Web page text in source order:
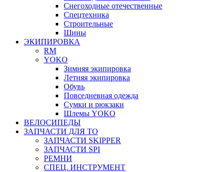
Снегоходные отечественные
Спецтехника
Строительные
Шины
ЭКИПИРОВКА
RM
YOKO
Зимняя экипировка
Летняя экипировка
Обувь
Повседневная одежда
Сумки и рюкзаки
Шлемы YOKO
ВЕЛОСИПЕДЫ
ЗАПЧАСТИ ДЛЯ ТО
ЗАПЧАСТИ SKIPPER
ЗАПЧАСТИ SPI
РЕМНИ
СПЕЦ. ИНСТРУМЕНТ